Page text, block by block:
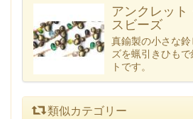
アンクレット
スビーズ
真鍮製の小さな
ズを蝋引きひも
トです。
類似カテゴリー